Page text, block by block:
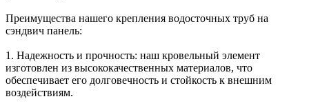
Преимущества нашего крепления водосточных труб на
сэндвич панель:
1. Надежность и прочность: наш кровельный элемент
изготовлен из высококачественных материалов, что
обеспечивает его долговечность и стойкость к внешним
воздействиям.